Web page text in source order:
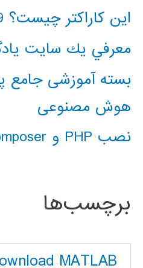
این کاراکتر چیست؟ 65279
معرفي يك سايت
بسته آموزشی جامع
هوش مصنوعی
نصب PHP و composer در ویندوز 10
برچسب‌ها
MATLAB